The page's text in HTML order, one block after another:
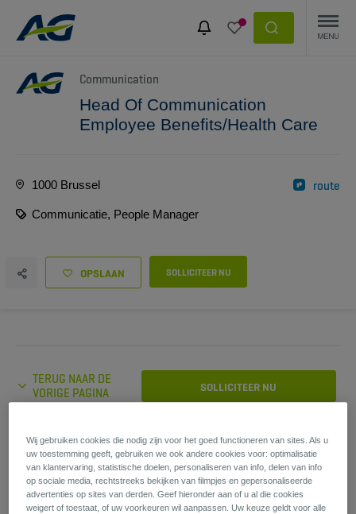
Communication
Head Of Communication
Employee Benefits/Health Care
OPSLAAN SOLLICITEER NU
1000 Brussel route
Communicatie, People Manager
Heb je een vraag?
Lars Verstappen
TERUG NAAR DE
VORIGE PAGINA
SOLLICITEER NU
Wij gebruiken cookies die nodig zijn voor het goed functioneren van sites. Als u
uw toestemming geeft, gebruiken we ook andere cookies voor: optimalisatie
van klantervaring, statistische doelen, personaliseren van info, delen van info
op sociale media, rechtstreeks bekijken van filmpjes en gepersonaliseerde
advertenties op sites van derden. Geef hieronder aan of u al die cookies
weigert of toestaat, of uw voorkeuren wil aanpassen. Uw keuze geldt voor alle